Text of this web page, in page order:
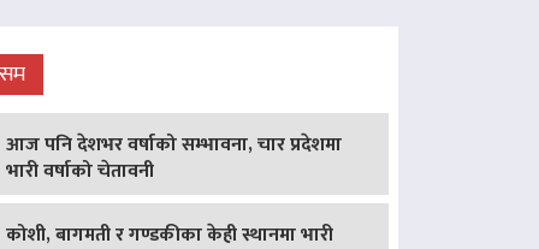
आज पनि देशभर वर्षाको सम्भावना, चार प्रदेशमा
भारी वर्षाको चेतावनी
कोशी, बागमती र गण्डकीका केही स्थानमा भारी